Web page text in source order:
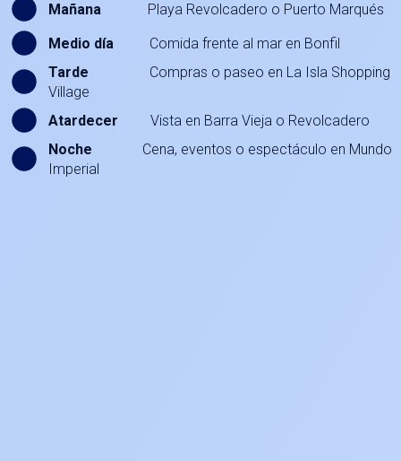
Mañana
Playa Revolcadero o Puerto Marqués
Medio día Comida frente al mar en Bonfil
Tarde
Compras o paseo en La Isla Shopping
Village
Atardecer
Vista en Barra Vieja o Revolcadero
Noche Cena, eventos o espectáculo en Mundo
Imperial